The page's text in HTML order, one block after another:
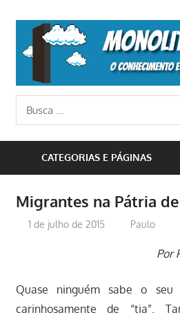
content
o
conhecimento
Busca
para:
CATEGORIAS E PÁGINAS
Migrantes na Pátria
1 de julho de 2015 Paulo
Por
Quase ninguém sabe o
carinhosamente de “tia”.